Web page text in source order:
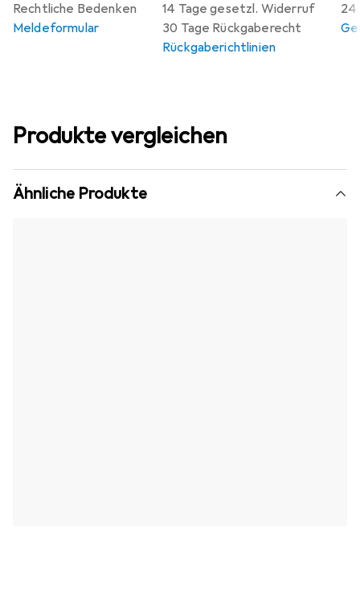
14 Tage gesetzl. Widerruf
30 Tage Rückgaberecht
Rückgaberichtlinien
24
Rechtliche Bedenken
Meldeformular
Produkte vergleichen
Ähnliche Produkte